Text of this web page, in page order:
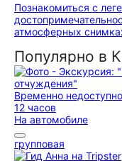
Познакомиться с
атмосферных
Популярно в
Временно недоступно
12 часов
На автомобиле
групповая